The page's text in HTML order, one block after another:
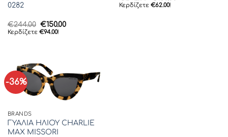
0282
€244.00 Original
price
€150.00Η
Κερδίζετε €94.00!
price
Κερδίζετε €62.00!
-36%
BRANDS
ΓΥΑΛΙΑ ΗΛΙΟΥ CHARLIE
MAX MISSORI